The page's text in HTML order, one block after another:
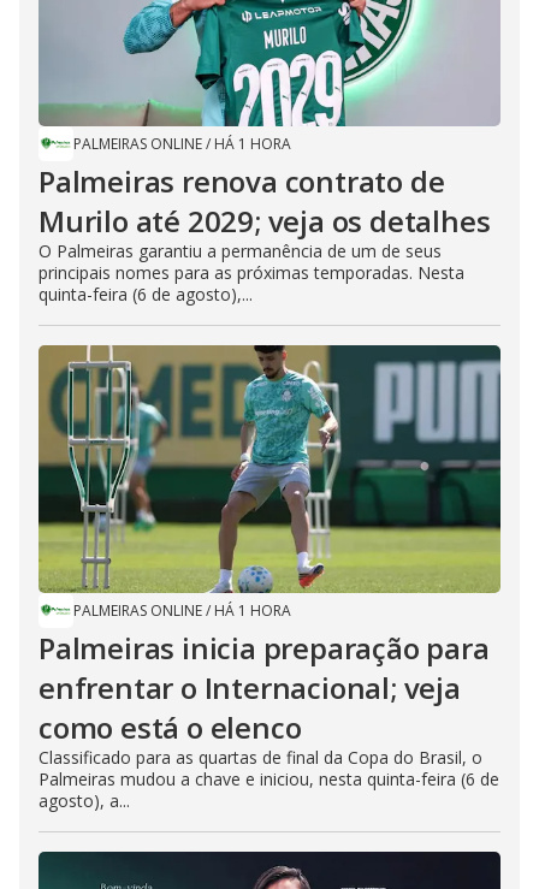
PALMEIRAS ONLINE/ HÁ 1 HORA
Palmeiras renova contrato de
Murilo até 2029; veja os detalhes
O Palmeiras garantiu a permanência de um de seus
principais nomes para as próximas temporadas. Nesta
quinta-feira (6 de agosto),...
PALMEIRAS ONLINE/ HÁ 1 HORA
Palmeiras inicia preparação para
enfrentar o Internacional; veja
como está o elenco
Classificado para as quartas de final da Copa do Brasil, o
Palmeiras mudou a chave e iniciou, nesta quinta-feira (6 de
agosto), a...